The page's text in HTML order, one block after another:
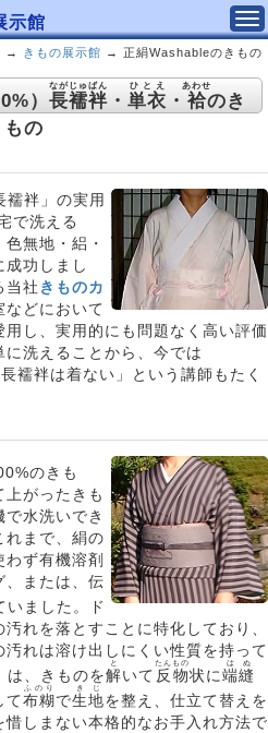
示館
→ きもの展示館 → 正絹Washableのきもの
） 長襦袢
ながじゅばん
・ 単衣
ひとえ
・ 袷
あわせ
のき
もの
袢」の実用
で洗える
色無地・絽・
功しまし
当社 きものカ
などにおいて
し、実用的にも問題なく高い評価
洗えることから、今では
襦袢は着ない」という講師もたく
のきも
がったきも
水洗いでき
れまで、絹の
ず有機溶剤
、または、伝
いました。ド
れを落とすことに特化しており、
れは溶け出しにくい性質を持って
は、きものを解
と
いて 反物
たんもの
状に端縫
はぬ
て布糊
ふのり
で生地
きじ
を整え、仕立て替えを
しまない本格的なお手入れ方法で